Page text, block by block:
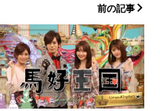
前の記事